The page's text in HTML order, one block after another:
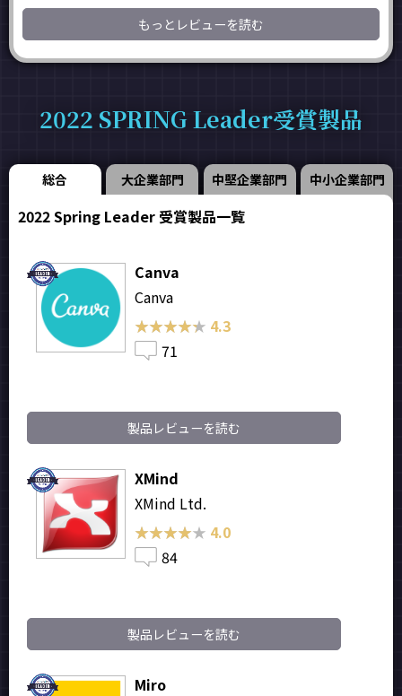
もっとレビューを読む
2022 SPRING Leader受賞製品
総合 大企業部門 中堅企業部門 中小企業部門
2022 Spring Leader 受賞製品一覧
Canva
Canva
★★★★★
★★★★★ 4.3
71
製品レビューを読む
XMind
XMind Ltd.
★★★★★
★★★★★ 4.0
84
製品レビューを読む
Miro